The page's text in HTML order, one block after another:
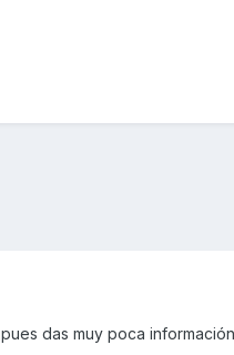
das muy poca